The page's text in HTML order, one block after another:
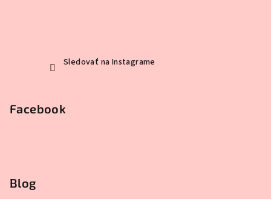
Sledovať na Instagrame
Facebook
Blog